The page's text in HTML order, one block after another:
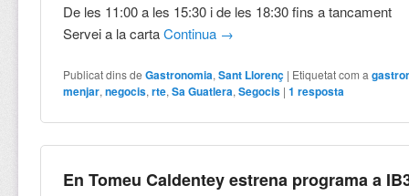
De les 11:00 a les 15:30 i de les 18:30 fins a tancament
Servei a la cartaContinua →
Publicat dins de Gastronomia,Sant Llorenç | Etiquetat com a
menjar,negocis,rte,Sa Guatlera,Segocis |1 resposta
En Tomeu Caldentey estrena programa a